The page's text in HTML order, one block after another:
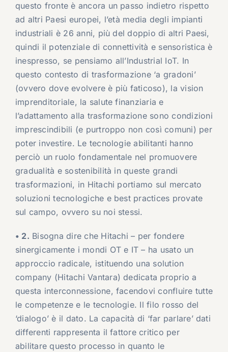
questo fronte è ancora un passo indietro rispetto
ad altri Paesi europei, l’età media degli impianti
industriali è 26 anni, più del doppio di altri Paesi,
quindi il potenziale di connettività e sensoristica è
inespresso, se pensiamo all’Industrial IoT. In
questo contesto di trasformazione ‘a gradoni’
(ovvero dove evolvere è più faticoso), la vision
imprenditoriale, la salute finanziaria e
l’adattamento alla trasformazione sono condizioni
imprescindibili (e purtroppo non così comuni) per
poter investire. Le tecnologie abilitanti hanno
perciò un ruolo fondamentale nel promuovere
gradualità e sostenibilità in queste grandi
trasformazioni, in Hitachi portiamo sul mercato
soluzioni tecnologiche e best practices provate
sul campo, ovvero su noi stessi.
• 2. Bisogna dire che Hitachi – per fondere
sinergicamente i mondi OT e IT – ha usato un
approccio radicale, istituendo una solution
company (Hitachi Vantara) dedicata proprio a
questa interconnessione, facendovi confluire tutte
le competenze e le tecnologie. Il filo rosso del
‘dialogo’ è il dato. La capacità di ‘far parlare’ dati
differenti rappresenta il fattore critico per
abilitare questo processo in quanto le